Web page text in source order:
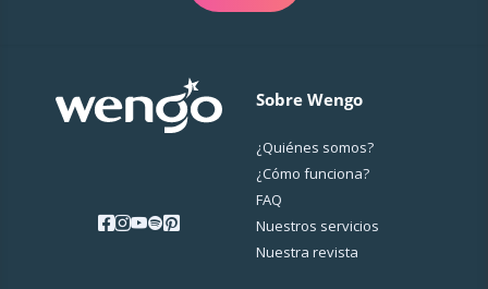
Sobre Wengo
¿Quiénes somos?
¿Cо́mo funciona?
FAQ
Nuestros servicios
Nuestra revista